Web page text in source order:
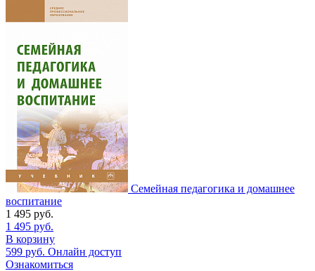
Семейная педагогика и домашнее
воспитание
1 495 руб.
1 495 руб.
В корзину
599 руб. Онлайн доступ
Ознакомиться